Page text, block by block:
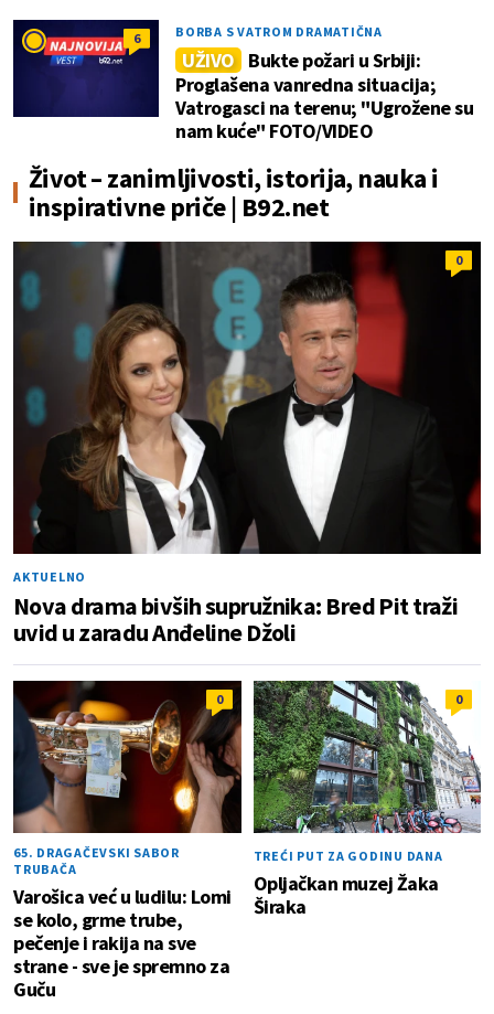
6 BORBA S VATROM DRAMATIČNA
UŽIVO Bukte požari u Srbiji:
Proglašena vanredna situacija;
Vatrogasci na terenu; "Ugrožene su
nam kuće" FOTO/VIDEO
Život – zanimljivosti, istorija, nauka i
inspirativne priče | B92.net
0
AKTUELNO
Nova drama bivših supružnika: Bred Pit traži
uvid u zaradu Anđeline Džoli
0
65. DRAGAČEVSKI SABOR
TRUBAČA
Varošica već u ludilu: Lomi
se kolo, grme trube,
pečenje i rakija na sve
strane - sve je spremno za
Guču
0
TREĆI PUT ZA GODINU DANA
Opljačkan muzej Žaka
Širaka